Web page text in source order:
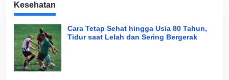
Kesehatan
Cara Tetap Sehat hingga Usia 80 Tahun,
Tidur saat Lelah dan Sering Bergerak